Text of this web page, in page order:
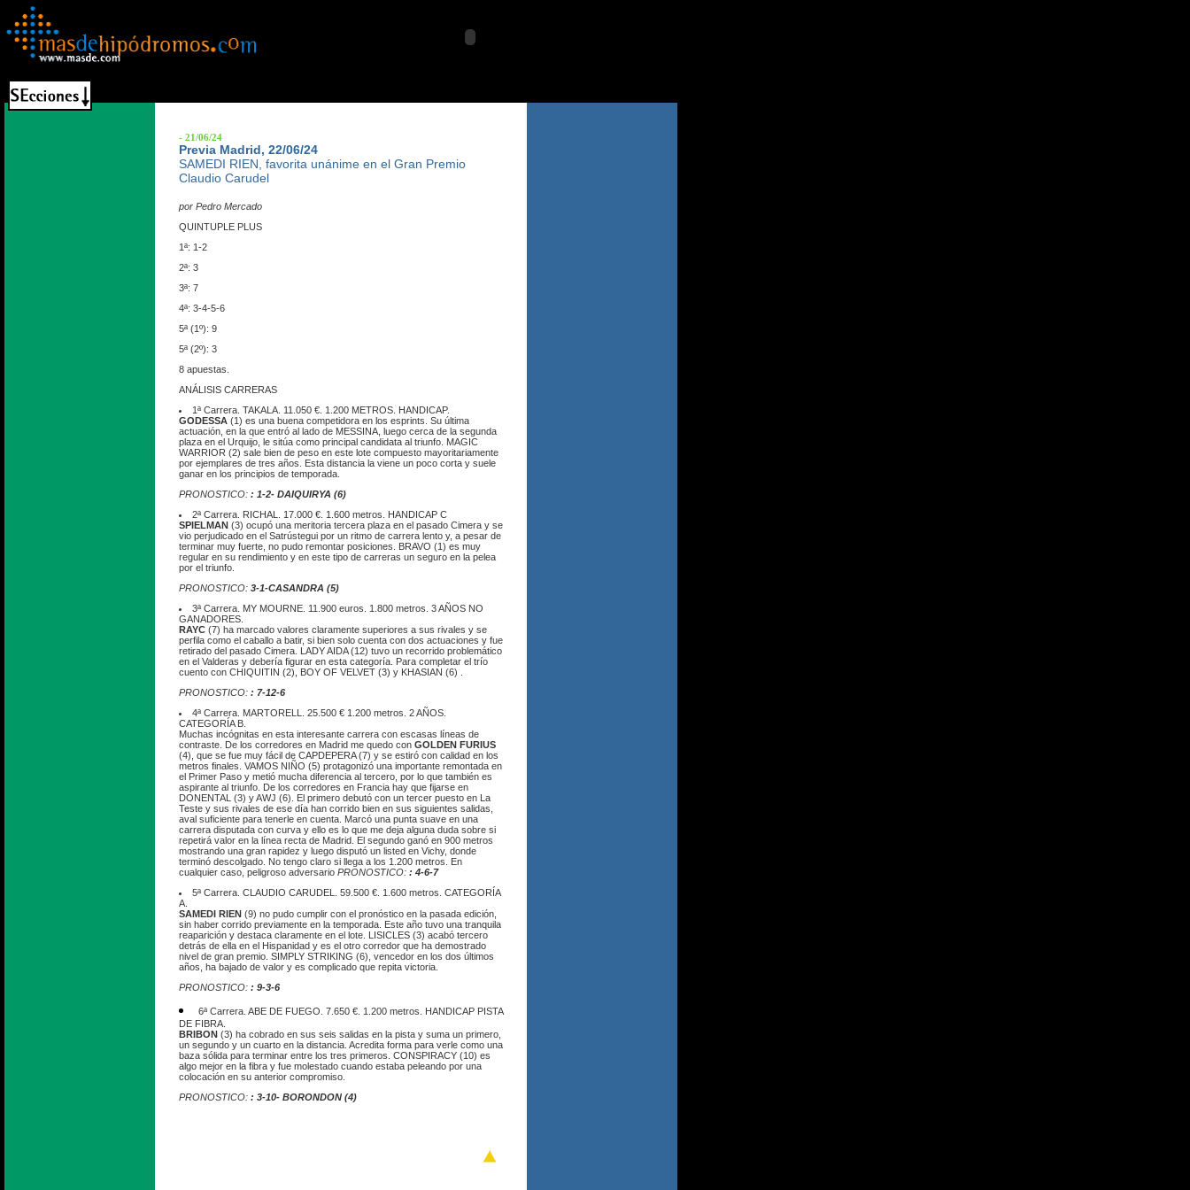
- 21/06/24
Previa Madrid, 22/06/24
SAMEDI RIEN, favorita unánime en el Gran Premio
Claudio Carudel
por Pedro Mercado
QUINTUPLE PLUS
1ª: 1-2
2ª: 3
3ª: 7
4ª: 3-4-5-6
5ª (1º): 9
5ª (2º): 3
8 apuestas.
ANÁLISIS CARRERAS
1ª Carrera. TAKALA. 11.050 €. 1.200 METROS. HANDICAP.
GODESSA (1) es una buena competidora en los esprints. Su última
actuación, en la que entró al lado de MESSINA, luego cerca de la segunda
plaza en el Urquijo, le sitúa como principal candidata al triunfo. MAGIC
WARRIOR (2) sale bien de peso en este lote compuesto mayoritariamente
por ejemplares de tres años. Esta distancia la viene un poco corta y suele
ganar en los principios de temporada.
PRONOSTICO: : 1-2- DAIQUIRYA (6)
2ª Carrera. RICHAL. 17.000 €. 1.600 metros. HANDICAP C
SPIELMAN (3) ocupó una meritoria tercera plaza en el pasado Cimera y se
vio perjudicado en el Satrústegui por un ritmo de carrera lento y, a pesar de
terminar muy fuerte, no pudo remontar posiciones. BRAVO (1) es muy
regular en su rendimiento y en este tipo de carreras un seguro en la pelea
por el triunfo.
PRONOSTICO: 3-1-CASANDRA (5)
3ª Carrera. MY MOURNE. 11.900 euros. 1.800 metros. 3 AÑOS NO
GANADORES.
RAYC (7) ha marcado valores claramente superiores a sus rivales y se
perfila como el caballo a batir, si bien solo cuenta con dos actuaciones y fue
retirado del pasado Cimera. LADY AIDA (12) tuvo un recorrido problemático
en el Valderas y debería figurar en esta categoría. Para completar el trío
cuento con CHIQUITIN (2), BOY OF VELVET (3) y KHASIAN (6) .
PRONOSTICO: : 7-12-6
4ª Carrera. MARTORELL. 25.500 € 1.200 metros. 2 AÑOS.
CATEGORÍA B.
Muchas incógnitas en esta interesante carrera con escasas líneas de
contraste. De los corredores en Madrid me quedo con GOLDEN FURIUS
(4), que se fue muy fácil de CAPDEPERA (7) y se estiró con calidad en los
metros finales. VAMOS NIÑO (5) protagonizó una importante remontada en
el Primer Paso y metió mucha diferencia al tercero, por lo que también es
aspirante al triunfo. De los corredores en Francia hay que fijarse en
DONENTAL (3) y AWJ (6). El primero debutó con un tercer puesto en La
Teste y sus rivales de ese día han corrido bien en sus siguientes salidas,
aval suficiente para tenerle en cuenta. Marcó una punta suave en una
carrera disputada con curva y ello es lo que me deja alguna duda sobre si
repetirá valor en la línea recta de Madrid. El segundo ganó en 900 metros
mostrando una gran rapidez y luego disputó un listed en Vichy, donde
terminó descolgado. No tengo claro si llega a los 1.200 metros. En
cualquier caso, peligroso adversario PRONOSTICO: : 4-6-7
5ª Carrera. CLAUDIO CARUDEL. 59.500 €. 1.600 metros. CATEGORÍA
A.
SAMEDI RIEN (9) no pudo cumplir con el pronóstico en la pasada edición,
sin haber corrido previamente en la temporada. Este año tuvo una tranquila
reaparición y destaca claramente en el lote. LISICLES (3) acabó tercero
detrás de ella en el Hispanidad y es el otro corredor que ha demostrado
nivel de gran premio. SIMPLY STRIKING (6), vencedor en los dos últimos
años, ha bajado de valor y es complicado que repita victoria.
PRONOSTICO: : 9-3-6
6ª Carrera. ABE DE FUEGO. 7.650 €. 1.200 metros. HANDICAP PISTA
DE FIBRA.
BRIBON (3) ha cobrado en sus seis salidas en la pista y suma un primero,
un segundo y un cuarto en la distancia. Acredita forma para verle como una
baza sólida para terminar entre los tres primeros. CONSPIRACY (10) es
algo mejor en la fibra y fue molestado cuando estaba peleando por una
colocación en su anterior compromiso.
PRONOSTICO: : 3-10- BORONDON (4)